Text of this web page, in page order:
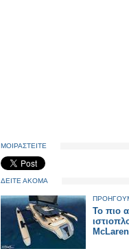
ΜΟΙΡΑΣΤΕΙΤΕ
ΔΕΙΤΕ ΑΚΟΜΑ
To πιο